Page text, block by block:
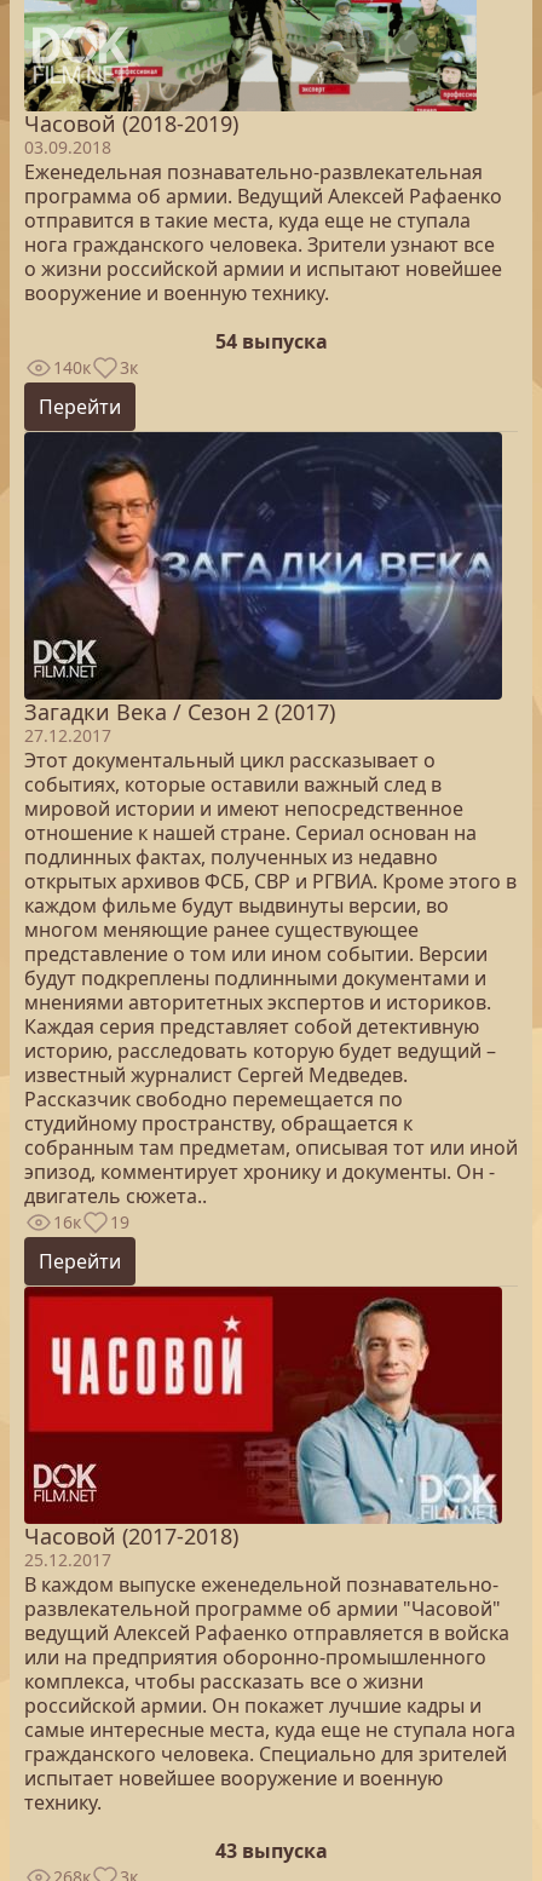
Часовой (2018-2019)
03.09.2018
Еженедельная познавательно-развлекательная
программа об армии. Ведущий Алексей Рафаенко
отправится в такие места, куда еще не ступала
нога гражданского человека. Зрители узнают все
о жизни российской армии и испытают новейшее
вооружение и военную технику.
54 выпуска
140к 3к
Перейти
Загадки Века / Сезон 2 (2017)
27.12.2017
Этот документальный цикл рассказывает о
событиях, которые оставили важный след в
мировой истории и имеют непосредственное
отношение к нашей стране. Сериал основан на
подлинных фактах, полученных из недавно
открытых архивов ФСБ, СВР и РГВИА. Кроме этого в
каждом фильме будут выдвинуты версии, во
многом меняющие ранее существующее
представление о том или ином событии. Версии
будут подкреплены подлинными документами и
мнениями авторитетных экспертов и историков.
Каждая серия представляет собой детективную
историю, расследовать которую будет ведущий –
известный журналист Сергей Медведев.
Рассказчик свободно перемещается по
студийному пространству, обращается к
собранным там предметам, описывая тот или иной
эпизод, комментирует хронику и документы. Он -
двигатель сюжета..
16к 19
Перейти
Часовой (2017-2018)
25.12.2017
В каждом выпуске еженедельной познавательно-
развлекательной программе об армии "Часовой"
ведущий Алексей Рафаенко отправляется в войска
или на предприятия оборонно-промышленного
комплекса, чтобы рассказать все о жизни
российской армии. Он покажет лучшие кадры и
самые интересные места, куда еще не ступала нога
гражданского человека. Специально для зрителей
испытает новейшее вооружение и военную
технику.
43 выпуска